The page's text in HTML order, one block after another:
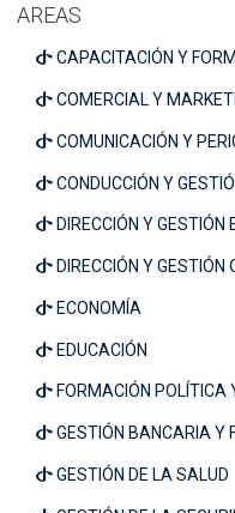
AREAS
CAPACITACIÓN Y
COMERCIAL Y
COMUNICACIÓN Y
CONDUCCIÓN Y
DIRECCIÓN Y
DIRECCIÓN Y
ECONOMÍA
EDUCACIÓN
FORMACIÓN POLÍTICA
GESTIÓN BANCARIA Y
GESTIÓN DE LA SALUD